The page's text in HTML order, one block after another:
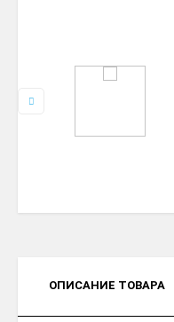
ОПИСАНИЕ ТОВАРА